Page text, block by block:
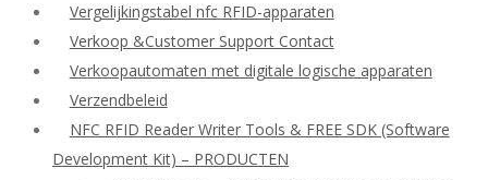
Vergelijkingstabel nfc RFID-apparaten
Verkoop &Customer Support Contact
Verkoopautomaten met digitale logische apparaten
Verzendbeleid
NFC RFID Reader Writer Tools & FREE SDK (Software
Development Kit) – PRODUCTEN